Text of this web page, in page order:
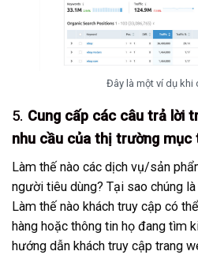
Đây là một ví dụ khi
5. Cung cấp các câu trả lời
nhu cầu của thị trường mục
Làm thế nào các dịch vụ/sản
người tiêu dùng? Tại sao chúng
Làm thế nào khách truy cập có
hàng hoặc thông tin họ đang tìm
hướng dẫn khách truy cập trang